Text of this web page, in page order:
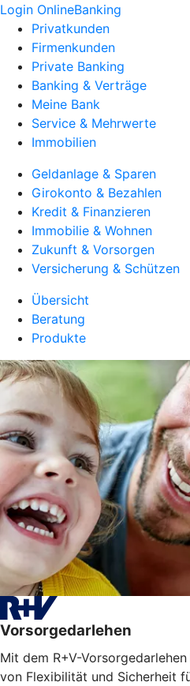
Login OnlineBanking
Privatkunden
Firmenkunden
Private Banking
Banking & Verträge
Meine Bank
Service & Mehrwerte
Immobilien
Geldanlage & Sparen
Girokonto & Bezahlen
Kredit & Finanzieren
Immobilie & Wohnen
Zukunft & Vorsorgen
Versicherung & Schützen
Übersicht
Beratung
Produkte
Vorsorgedarlehen
Mit dem R+V-
von Flexibilität und Sicherheit